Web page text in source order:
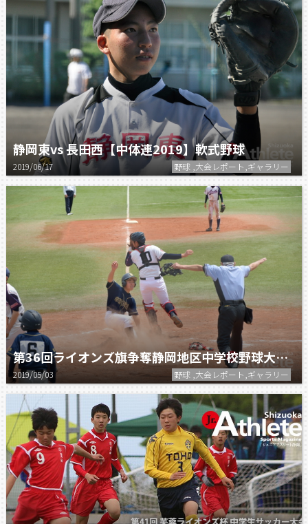
静岡東vs 長田西【中体連2019】軟式野球
2019/06/17 野球 ,大会レポート,ギャラリー
第36回ライオンズ旗争奪静岡地区中学校野球大会 5/3結果
2019/05/03 野球 ,大会レポート,ギャラリー